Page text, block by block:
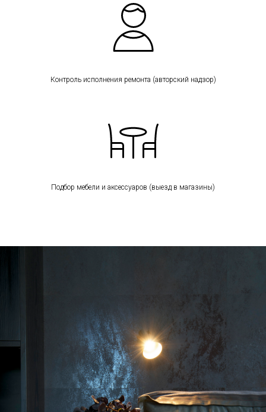
Контроль исполнения ремонта (авторский надзор)
Подбор мебели и аксессуаров (выезд в магазины)